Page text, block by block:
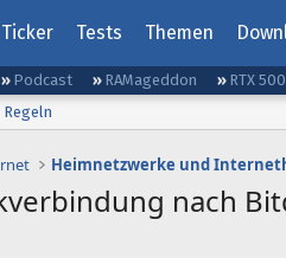
Ticker Tests Themen
Podcast RAMageddon RTX
Regeln
Heimnetzwerke und
nach